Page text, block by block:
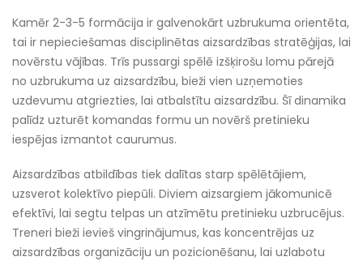
Kamēr 2-3-5 formācija ir galvenokārt uzbrukuma orientēta,
tai ir nepieciešamas disciplinētas aizsardzības stratēģijas, lai
novērstu vājības. Trīs pussargi spēlē izšķirošu lomu pārejā
no uzbrukuma uz aizsardzību, bieži vien uzņemoties
uzdevumu atgriezties, lai atbalstītu aizsardzību. Šī dinamika
palīdz uzturēt komandas formu un novērš pretinieku
iespējas izmantot caurumus.
Aizsardzības atbildības tiek dalītas starp spēlētājiem,
uzsverot kolektīvo piepūli. Diviem aizsargiem jākomunicē
efektīvi, lai segtu telpas un atzīmētu pretinieku uzbrucējus.
Treneri bieži ievieš vingrinājumus, kas koncentrējas uz
aizsardzības organizāciju un pozicionēšanu, lai uzlabotu